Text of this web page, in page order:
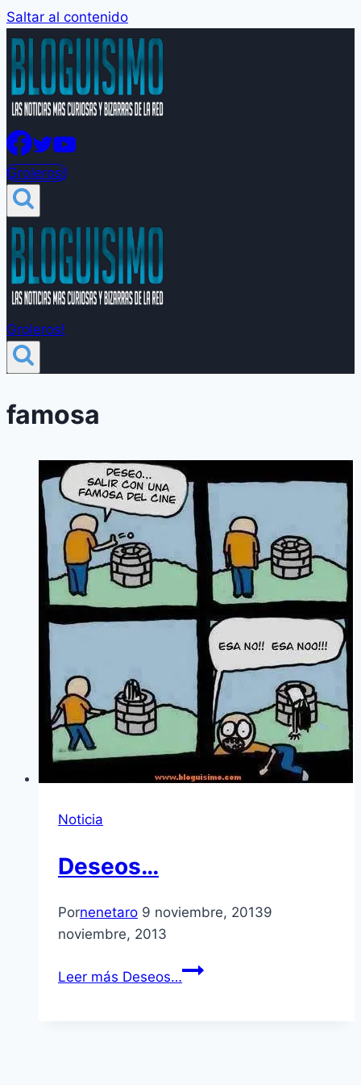
Saltar al contenido
Groleros!
Groleros!
famosa
Noticia
Deseos…
Pornenetaro 9 noviembre, 20139
noviembre, 2013
Leer más Deseos…